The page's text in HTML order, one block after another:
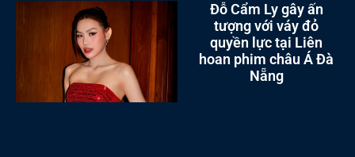
Đỗ Cẩm Ly gây ấn
tượng với váy đỏ
quyền lực tại Liên
hoan phim châu Á Đà
Nẵng